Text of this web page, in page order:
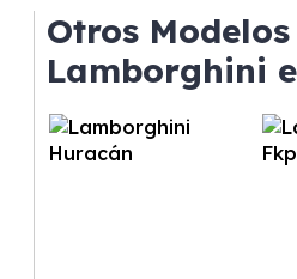
gusta cambiar de coche
Otros Modelos
Lamborghini